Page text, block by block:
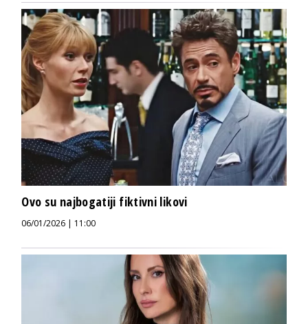
Ovo su najbogatiji fiktivni likovi
06/01/2026 | 11:00